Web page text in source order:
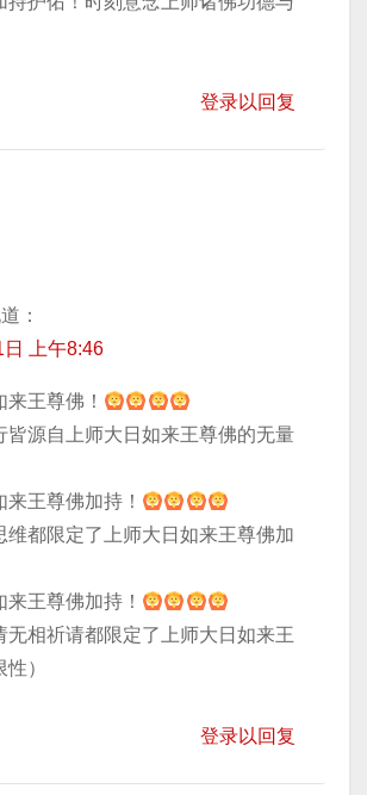
登录以回复
：
上午8:46
王尊佛！
皆源自上师大日如来王尊佛的无量
王尊佛加持！
维都限定了上师大日如来王尊佛加
王尊佛加持！
无相祈请都限定了上师大日如来王
）
登录以回复